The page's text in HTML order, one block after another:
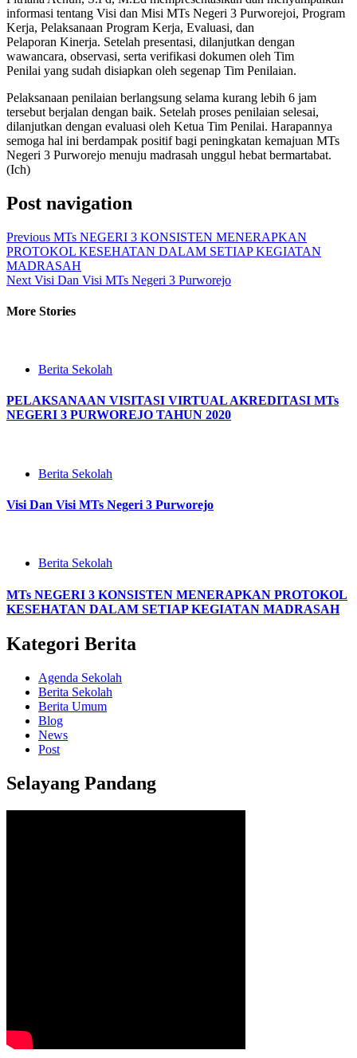
informasi tentang Visi dan Misi MTs Negeri 3 Purworejoi, Program
Kerja, Pelaksanaan Program Kerja, Evaluasi, dan
Pelaporan Kinerja. Setelah presentasi, dilanjutkan dengan
wawancara, observasi, serta verifikasi dokumen oleh Tim
Penilai yang sudah disiapkan oleh segenap Tim Penilaian.
Pelaksanaan penilaian berlangsung selama kurang lebih 6 jam
tersebut berjalan dengan baik. Setelah proses penilaian selesai,
dilanjutkan dengan evaluasi oleh Ketua Tim Penilai. Harapannya
semoga hal ini berdampak positif bagi peningkatan kemajuan MTs
Negeri 3 Purworejo menuju madrasah unggul hebat bermartabat.
(Ich)
Post navigation
Previous MTs NEGERI 3 KONSISTEN MENERAPKAN
PROTOKOL KESEHATAN DALAM SETIAP KEGIATAN
MADRASAH
Next Visi Dan Visi MTs Negeri 3 Purworejo
More Stories
Berita Sekolah
PELAKSANAAN VISITASI VIRTUAL AKREDITASI MTs
NEGERI 3 PURWOREJO TAHUN 2020
Berita Sekolah
Visi Dan Visi MTs Negeri 3 Purworejo
Berita Sekolah
MTs NEGERI 3 KONSISTEN MENERAPKAN PROTOKOL
KESEHATAN DALAM SETIAP KEGIATAN MADRASAH
Kategori Berita
Agenda Sekolah
Berita Sekolah
Berita Umum
Blog
News
Post
Selayang Pandang